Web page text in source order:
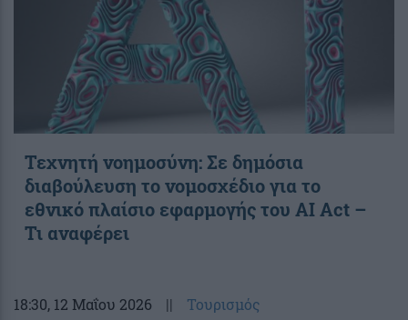
Τεχνητή νοημοσύνη: Σε δημόσια
διαβούλευση το νομοσχέδιο για το
εθνικό πλαίσιο εφαρμογής του AI Act –
Τι αναφέρει
18:30, 12 Μαΐου 2026 || Τουρισμός